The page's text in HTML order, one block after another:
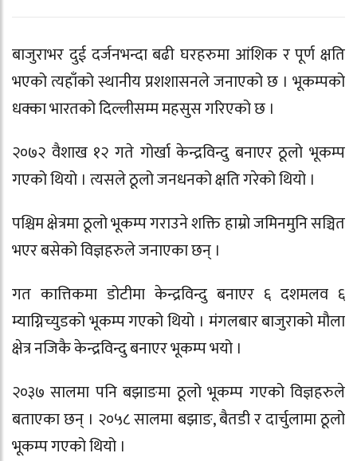
बाजुराभर दुई दर्जनभन्दा बढी घरहरुमा आंशिक र पूर्ण क्षति
भएको त्यहाँको स्थानीय प्रशशासनले जनाएको छ । भूकम्पको
धक्का भारतको दिल्लीसम्म महसुस गरिएको छ ।
२०७२ वैशाख १२ गते गोर्खा केन्द्रविन्दु बनाएर ठूलो भूकम्प
गएको थियो । त्यसले ठूलो जनधनको क्षति गरेको थियो ।
पश्चिम क्षेत्रमा ठूलो भूकम्प गराउने शक्ति हाम्रो जमिनमुनि सञ्चित
भएर बसेको विज्ञहरुले जनाएका छन् ।
गत कात्तिकमा डोटीमा केन्द्रविन्दु बनाएर ६ दशमलव ६
म्याग्निच्युडको भूकम्प गएको थियो । मंगलबार बाजुराको मौला
क्षेत्र नजिकै केन्द्रविन्दु बनाएर भूकम्प भयो ।
२०३७ सालमा पनि बझाङमा ठूलो भूकम्प गएको विज्ञहरुले
बताएका छन् । २०५८ सालमा बझाङ, बैतडी र दार्चुलामा ठूलो
भूकम्प गएको थियो ।